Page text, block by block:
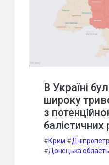
В Україні
широку
з
балістичних
#Крим #
#Донецька область